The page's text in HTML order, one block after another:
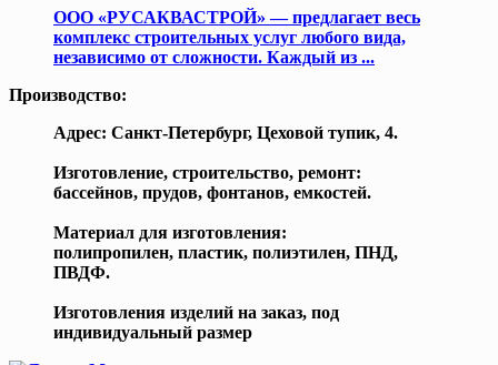
ООО «РУСАКВАСТРОЙ» — предлагает весь
комплекс строительных услуг любого вида,
независимо от сложности. Каждый из ...
Производство:
Адрес: Санкт-Петербург, Цеховой тупик, 4.
Изготовление, строительство, ремонт:
бассейнов, прудов, фонтанов, емкостей.
Материал для изготовления:
полипропилен, пластик, полиэтилен, ПНД,
ПВДФ.
Изготовления изделий на заказ, под
индивидуальный размер